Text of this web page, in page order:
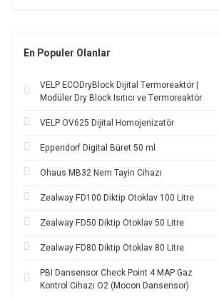
En Populer Olanlar
VELP ECODryBlock Dijital Termoreaktör |
Modüler Dry Block Isıtıcı ve Termoreaktör
VELP OV625 Dijital Homojenizatör
Eppendorf Digital Büret 50 ml
Ohaus MB32 Nem Tayin Cihazı
Zealway FD100 Diktip Otoklav 100 Litre
Zealway FD50 Diktip Otoklav 50 Litre
Zealway FD80 Diktip Otoklav 80 Litre
PBI Dansensor Check Point 4 MAP Gaz
Kontrol Cihazı O2 (Mocon Dansensor)